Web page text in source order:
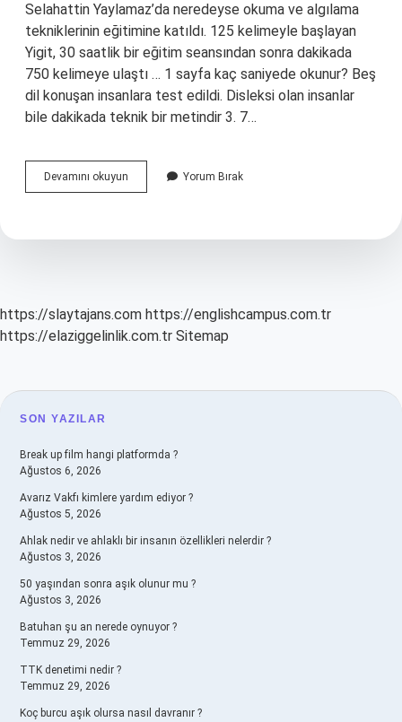
Selahattin Yaylamaz’da neredeyse okuma ve algılama
tekniklerinin eğitimine katıldı. 125 kelimeyle başlayan
Yigit, 30 saatlik bir eğitim seansından sonra dakikada
750 kelimeye ulaştı … 1 sayfa kaç saniyede okunur? Beş
dil konuşan insanlara test edildi. Disleksi olan insanlar
bile dakikada teknik bir metindir 3. 7…
Devamını okuyun Süleyman
Demirel
Kaç
Yorum Bırak
https://slaytajans.com https://englishcampus.com.tr
https://elaziggelinlik.com.tr Sitemap
SIDEBAR
SON YAZILAR
Break up film hangi platformda ?
Ağustos 6, 2026
Avarız Vakfı kimlere yardım ediyor ?
Ağustos 5, 2026
Ahlak nedir ve ahlaklı bir insanın özellikleri nelerdir ?
Ağustos 3, 2026
50 yaşından sonra aşık olunur mu ?
Ağustos 3, 2026
Batuhan şu an nerede oynuyor ?
Temmuz 29, 2026
TTK denetimi nedir ?
Temmuz 29, 2026
Koç burcu aşık olursa nasıl davranır ?